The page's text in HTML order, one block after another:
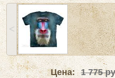
˂
Цена: 1 775